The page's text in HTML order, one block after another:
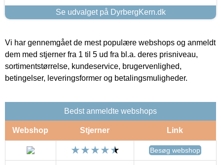
Se udvalget på DyrbergKern.dk
Vi har gennemgået de mest populære webshops og anmeldt
dem med stjerner fra 1 til 5 ud fra bl.a. deres prisniveau,
sortimentstørrelse, kundeservice, brugervenlighed,
betingelser, leveringsformer og betalingsmuligheder.
Bedst anmeldte webshops
Webshop Stjerner Link
Besøg webshop